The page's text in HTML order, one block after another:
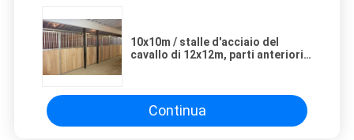
10x10m / stalle d'acciaio del
cavallo di 12x12m, parti anteriori
Continua